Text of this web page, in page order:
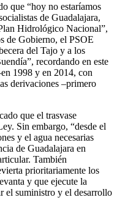
que “hoy no estaríamos
de Guadalajara,
Hidrológico Nacional”,
de Gobierno, el PSOE
del Tajo y a los
recordando en este
1998 y en 2014, con
derivaciones –primero
que el trasvase
Sin embargo, “desde el
y el agua necesarias
de Guadalajara en
También
prioritariamente los
y que ejecute la
el suministro y el desarrollo